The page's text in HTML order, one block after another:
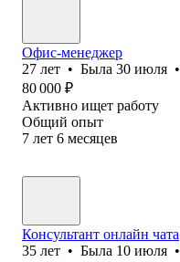
Офис-менеджер
27 лет • Была 30 июля •
80 000 ₽
Активно ищет работу
Общий опыт
7 лет 6 месяцев
Консультант онлайн чата
35 лет • Была 10 июля •